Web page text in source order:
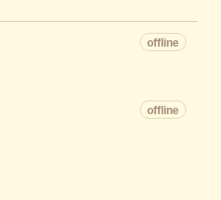
offline
offline